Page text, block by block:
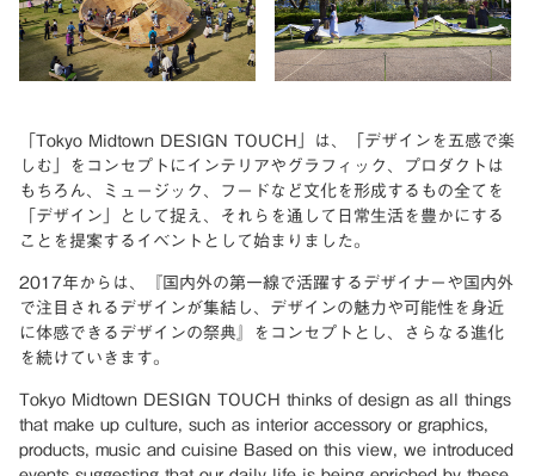
「Tokyo Midtown DESIGN TOUCH」は、「デザインを五感で楽
しむ」をコンセプトにインテリアやグラフィック、プロダクトは
もちろん、ミュージック、フードなど文化を形成するもの全てを
「デザイン」として捉え、それらを通して日常生活を豊かにする
ことを提案するイベントとして始まりました。
2017年からは、『国内外の第一線で活躍するデザイナーや国内外
で注目されるデザインが集結し、デザインの魅力や可能性を身近
に体感できるデザインの祭典』をコンセプトとし、さらなる進化
を続けていきます。
Tokyo Midtown DESIGN TOUCH thinks of design as all things
that make up culture, such as interior accessory or graphics,
products, music and cuisine Based on this view, we introduced